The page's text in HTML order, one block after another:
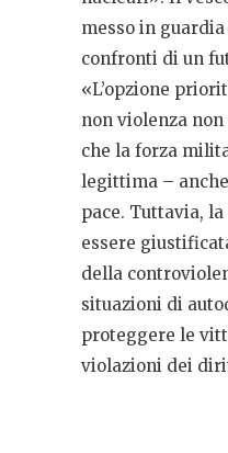
messo in
confronti di un
«L’opzione
non violenza
che la forza
legittima –
pace. Tuttavia,
essere
della
situazioni di
proteggere le
violazioni dei